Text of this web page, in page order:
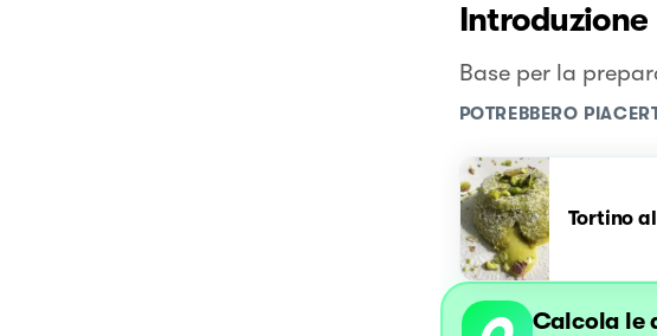
Introduzione
Base per la
POTREBBERO
Tortino
Calcola le